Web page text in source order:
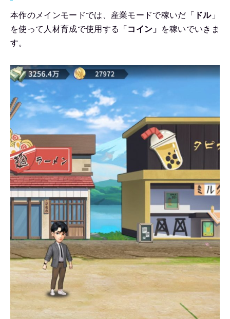
本作のメインモードでは、産業モードで稼いだ「 ドル」
を使って人材育成で使用する「 コイン」
を稼いでいきま
す。